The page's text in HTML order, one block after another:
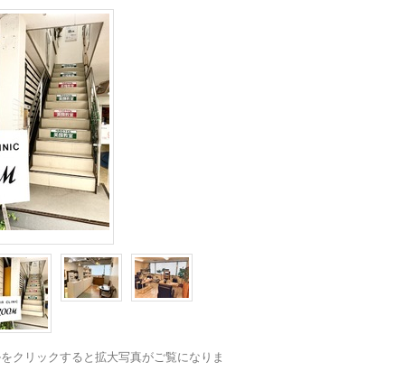
クリックすると拡大写真がご覧になりま